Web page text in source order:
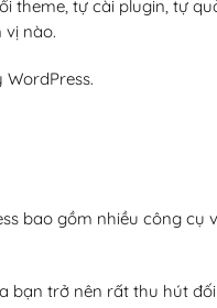
theme, tự cài plugin, tự
nào.
bao gồm nhiều công
bạn trở nên rất thu hút